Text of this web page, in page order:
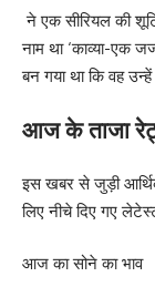
ने एक सीरियल की
नाम था ‘काव्या-एक
बन गया था कि वह
आज के ताजा
इस खबर से जुड़ी
लिए नीचे दिए गए
आज का सोने का भाव